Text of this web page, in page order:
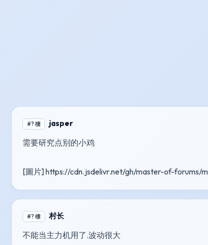
#? 樓 jasper
需要研究点别的小鸡
[圖片] https://cdn.jsdelivr.net/gh/master-of-forums/
#? 樓 村长
不能当主力机用了.波动很大